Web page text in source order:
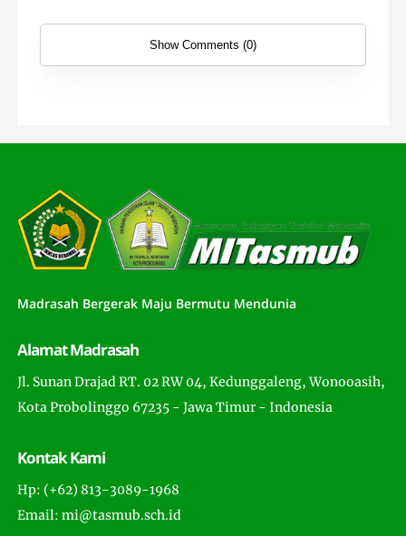
Show Comments (0)
Madrasah Bergerak Maju Bermutu Mendunia
Alamat Madrasah
Jl. Sunan Drajad RT. 02 RW 04, Kedunggaleng, Wonooasih,
Kota Probolinggo 67235 - Jawa Timur - Indonesia
Kontak Kami
Hp: (+62) 813-3089-1968
Email: mi@tasmub.sch.id